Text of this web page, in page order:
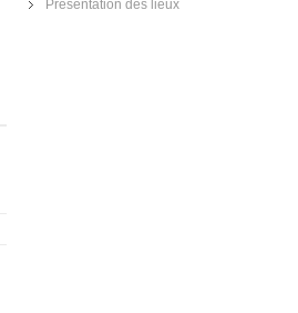
Présentation des lieux